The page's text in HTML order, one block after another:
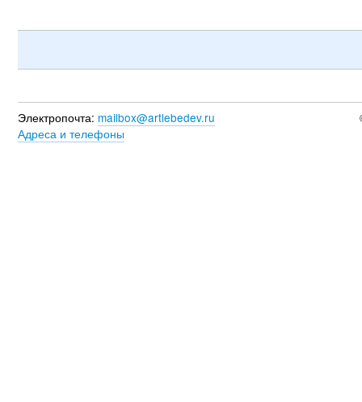
Электропочта: mailbox@artlebedev.ru
Адреса и телефоны